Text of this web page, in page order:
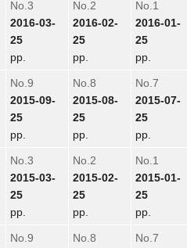
No.3
2016-03-
25
pp.
No.2
2016-02-
25
pp.
No.1
2016-01-
25
pp.
No.9
2015-09-
25
pp.
No.8
2015-08-
25
pp.
No.7
2015-07-
25
pp.
No.3
2015-03-
25
pp.
No.2
2015-02-
25
pp.
No.1
2015-01-
25
pp.
No.9
No.8
No.7